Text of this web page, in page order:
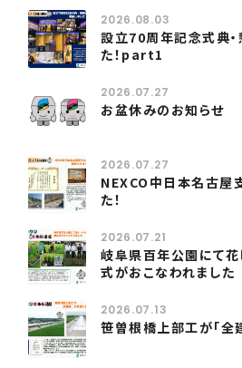
2026.08.03
設立70周年記念式典
た！part1
2026.07.27
お盆休みのお知らせ
2026.07.27
NEXCO中日本名古屋
た！
2026.07.21
岐阜県百年公園にて花
式がおこなわれました
2026.07.13
笹曽根橋上部工が「全